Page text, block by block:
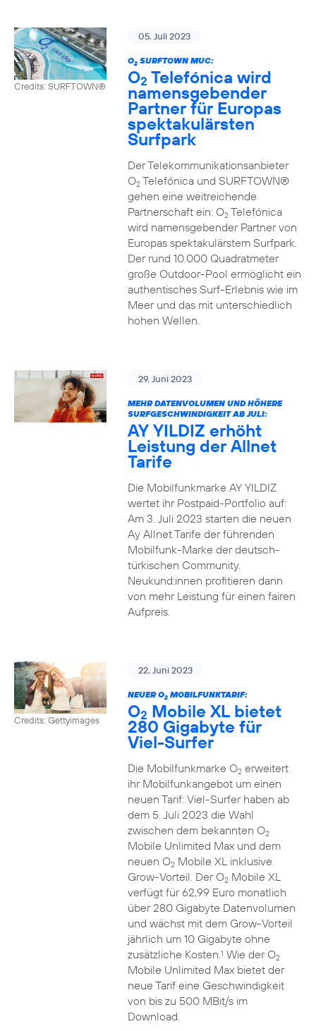
Credits: SURFTOWN®
05. Juli 2023
O2SURFTOWN MUC:
O2 Telefónica wird
namensgebender
Partner für Europas
spektakulärsten
Surfpark
Der Telekommunikationsanbieter
O2Telefónica und SURFTOWN®
gehen eine weitreichende
Partnerschaft ein: O2Telefónica
wird namensgebender Partner von
Europas spektakulärstem Surfpark.
Der rund 10.000 Quadratmeter
große Outdoor-Pool ermöglicht ein
authentisches Surf-Erlebnis wie im
Meer und das mit unterschiedlich
hohen Wellen.
29. Juni 2023
MEHR DATENVOLUMEN UND HÖHERE
SURFGESCHWINDIGKEIT AB JULI:
AY YILDIZ erhöht
Leistung der Allnet
Tarife
Die Mobilfunkmarke AY YILDIZ
wertet ihr Postpaid-Portfolio auf:
Am 3. Juli 2023 starten die neuen
Ay Allnet Tarife der führenden
Mobilfunk-Marke der deutsch-
türkischen Community.
Neukund:innen profitieren dann
von mehr Leistung für einen fairen
Aufpreis.
Credits: Gettyimages
22. Juni 2023
NEUER O2MOBILFUNKTARIF:
O2 Mobile XL bietet
280 Gigabyte für
Viel-Surfer
Die Mobilfunkmarke O2erweitert
ihr Mobilfunkangebot um einen
neuen Tarif: Viel-Surfer haben ab
dem 5. Juli 2023 die Wahl
zwischen dem bekannten O2
Mobile Unlimited Max und dem
neuen O2Mobile XL inklusive
Grow-Vorteil. Der O2Mobile XL
verfügt für 62,99 Euro monatlich
über 280 Gigabyte Datenvolumen
und wächst mit dem Grow-Vorteil
jährlich um 10 Gigabyte ohne
zusätzliche Kosten.1 Wie der O2
Mobile Unlimited Max bietet der
neue Tarif eine Geschwindigkeit
von bis zu 500 MBit/s im
Download.